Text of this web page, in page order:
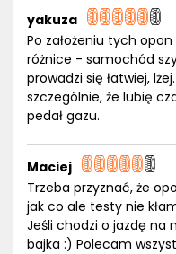
yakuza
Po założeniu tych
różnice - samochód
prowadzi się łatwiej,
szczególnie, że lubię
pedał gazu.
Maciej
Trzeba przyznać, że
jak co ale testy nie
Jeśli chodzi o jazdę na
bajka :) Polecam